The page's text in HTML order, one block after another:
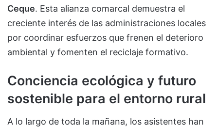
Ceque. Esta alianza comarcal demuestra el
creciente interés de las administraciones locales
por coordinar esfuerzos que frenen el deterioro
ambiental y fomenten el reciclaje formativo.
Conciencia ecológica y futuro
sostenible para el entorno rural
A lo largo de toda la mañana, los asistentes han